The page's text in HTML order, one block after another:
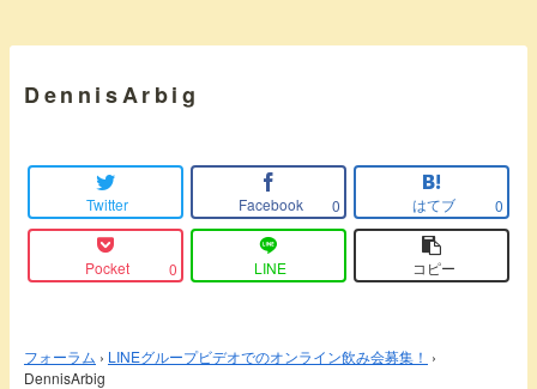
DennisArbig
Twitter Facebook 0 はてブ 0
Pocket 0 LINE コピー
フォーラム › LINEグループビデオでのオンライン飲み会募集！ ›
DennisArbig